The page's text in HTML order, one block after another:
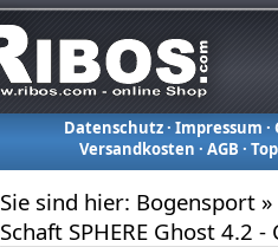
Datenschutz· Impressum ·
Versandkosten ·AGB ·
Sie sind hier: Bogensport »
Schaft SPHERE Ghost 4.2 -